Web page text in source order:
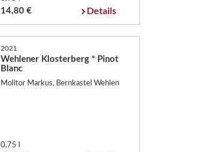
14,80 € Details
2021
Wehlener Klosterberg * Pinot
Blanc
Molitor Markus, Bernkastel Wehlen
0,75 l